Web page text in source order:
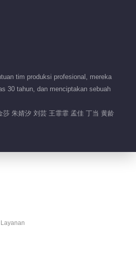
Ringkasan EP 6 No.9 Kakak
penerjang ombak
tim produksi profesional, mereka
30 tahun, dan menciptakan sebuah
朱婧汐 刘芸 王霏霏 孟佳 丁当 黄龄